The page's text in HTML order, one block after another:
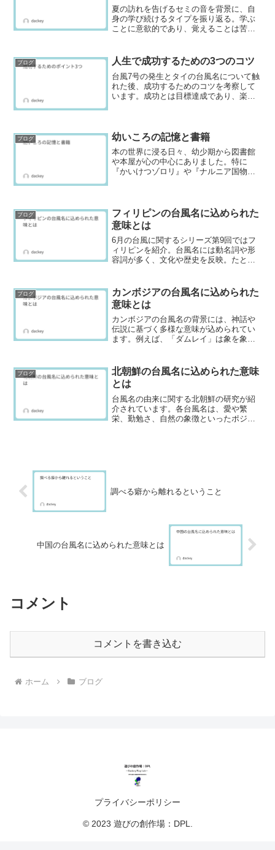
夏の訪れを告げるセミの音を背景に、自
身の学び続けるタイプを振り返る。学ぶ
ことに意欲的であり、覚えることは苦手
化し、色鮮やかな理解が得られると感じ
ている。
ブログ 人生で成功するための3つのコツ
台風7号の発生とタイの台風名について触
れた後、成功するためのコツを考察して
います。成功とは目標達成であり、楽し
きます。
ブログ 幼いころの記憶と書籍
本の世界に浸る日々、幼少期から図書館
や本屋が心の中心にありました。特に
『かいけつゾロリ』や『ナルニア国物
あなたもこの不思議な世界を体験してみ
てください。
ブログ
フィリピンの台風名に込められた
意味とは
6月の台風に関するシリーズ第9回ではフ
ィリピンを紹介。台風名には動名詞や形
容詞が多く、文化や歴史を反映。たとえ
る。他にも台風の特性を示す名前が多
い。
ブログ
カンボジアの台風名に込められた
意味とは
カンボジアの台風名の背景には、神話や
伝説に基づく多様な意味が込められてい
ます。例えば、「ダムレイ」は象を象徴
割があり、雨の恵みや自然への畏敬が強
調されています。
ブログ
北朝鮮の台風名に込められた意味
とは
台風名の由来に関する北朝鮮の研究が紹
介されています。各台風名は、愛や繁
栄、勤勉さ、自然の象徴といったポジテ
調べる癖から離れるということ
中国の台風名に込められた意味とは
コメント
コメントを書き込む
ホーム ブログ
プライバシーポリシー
© 2023 遊びの創作場：DPL.